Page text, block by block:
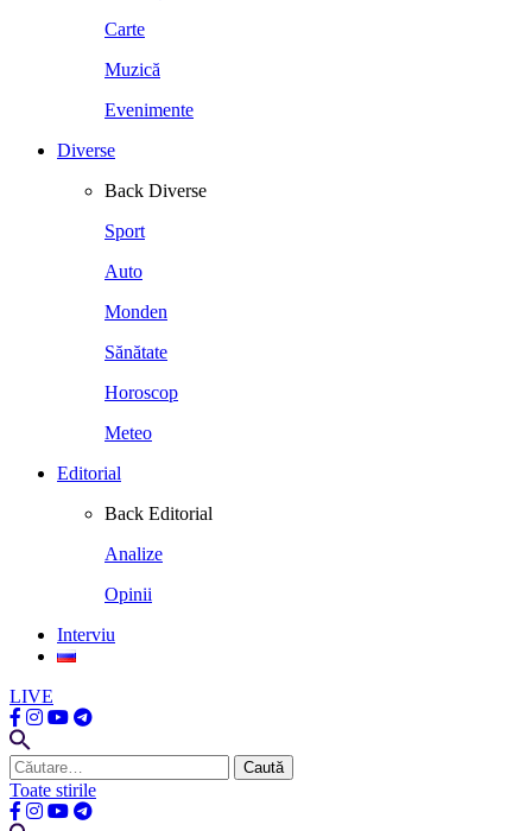
Carte
Muzică
Evenimente
Diverse
Back Diverse
Sport
Auto
Monden
Sănătate
Horoscop
Meteo
Editorial
Back Editorial
Analize
Opinii
Interviu
LIVE
Caută
după:
Toate stirile